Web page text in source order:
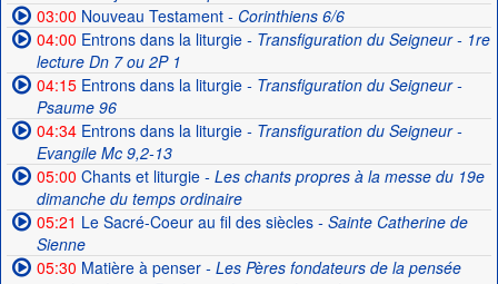
03:00 Nouveau Testament- Corinthiens 6/6
04:00 Entrons dans la liturgie- Transfiguration du Seigneur - 1re
lecture Dn 7 ou 2P 1
04:15Entrons dans la liturgie- Transfiguration du Seigneur -
Psaume 96
04:34Entrons dans la liturgie- Transfiguration du Seigneur -
Evangile Mc 9,2-13
05:00 Chants et liturgie- Les chants propres à la messe du 19e
dimanche du temps ordinaire
05:21 Le Sacré-Coeur au fil des siècles- Sainte Catherine de
Sienne
05:30 Matière à penser- Les Pères fondateurs de la pensée